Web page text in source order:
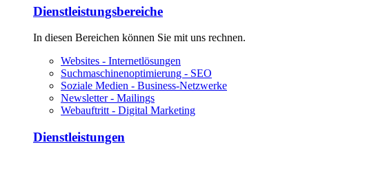
Dienstleistungsbereiche
In diesen Bereichen können Sie mit uns rechnen.
Websites - Internetlösungen
Suchmaschinenoptimierung - SEO
Soziale Medien - Business-Netzwerke
Newsletter - Mailings
Webauftritt - Digital Marketing
Dienstleistungen